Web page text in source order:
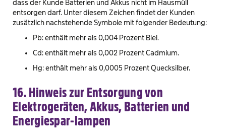
dass der Kunde Batterien und Akkus nicht im Hausmüll
entsorgen darf. Unter diesem Zeichen findet der Kunden
zusätzlich nachstehende Symbole mit folgender Bedeutung:
Pb: enthält mehr als 0,004 Prozent Blei.
Cd: enthält mehr als 0,002 Prozent Cadmium.
Hg: enthält mehr als 0,0005 Prozent Quecksilber.
16. Hinweis zur Entsorgung von
Elektrogeräten, Akkus, Batterien und
Energiespar-lampen